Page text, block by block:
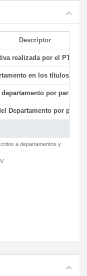
Descriptor
realizada por el PTGAS
en los títulos de
por parte
Departamento por parte
a departamentos y